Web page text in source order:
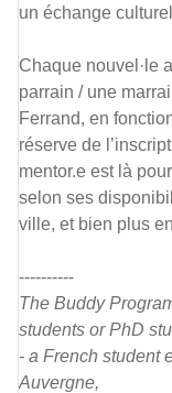
un échange
Chaque nouvel·le
parrain / une
Ferrand, en
réserve de
mentor.e est là
selon ses
ville, et bien plus
----------
The Buddy
students or PhD
- a French student
Auvergne,